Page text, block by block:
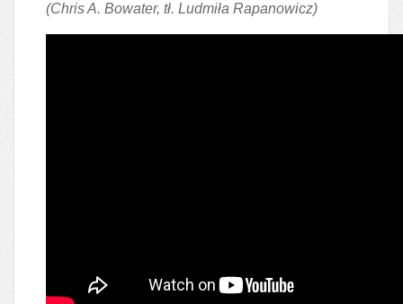
(Chris A. Bowater, tł. Ludmiła Rapanowicz)